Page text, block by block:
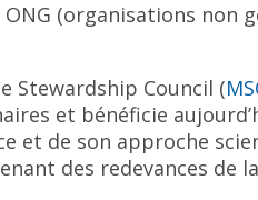
(organisations non
Stewardship Council (
et bénéficie
et de son approche
des redevances de